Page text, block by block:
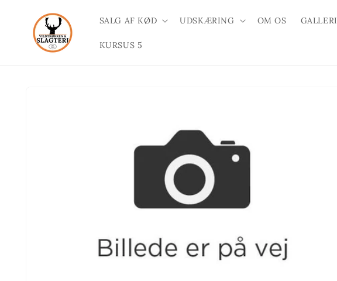
indhold
SALG AF KØD UDSKÆRING OM OS GALLERI
KURSUS 5